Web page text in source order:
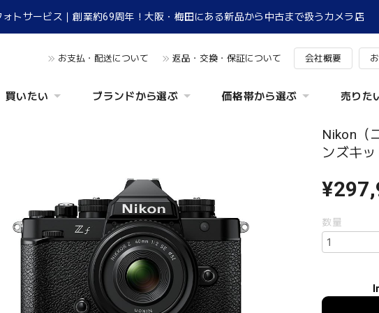
ォトサービス｜創業約69周年！大阪・梅田にある新品から中古まで扱うカメラ店
お支払・配送について 返品・交換・保証について 会社概要
買いたい ブランドから選ぶ 価格帯から選ぶ 売りた
Nikon（
ンズキッ
数量